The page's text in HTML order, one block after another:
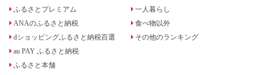
ふるさとプレミアム
ANAのふるさと納税
dショッピングふるさと納税百選
au PAY ふるさと納税
ふるさと本舗
一人暮らし
食べ物以外
その他のランキング